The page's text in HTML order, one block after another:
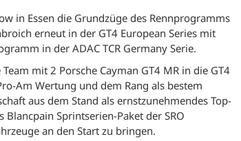
in Essen die Grundzüge des Rennprogramms
erneut in der GT4 European Series mit
in der ADAC TCR Germany Serie.
mit 2 Porsche Cayman GT4 MR in die GT4
Am Wertung und dem Rang als bestem
aus dem Stand als ernstzunehmendes Top-
Sprintserien-Paket der SRO
an den Start zu bringen.